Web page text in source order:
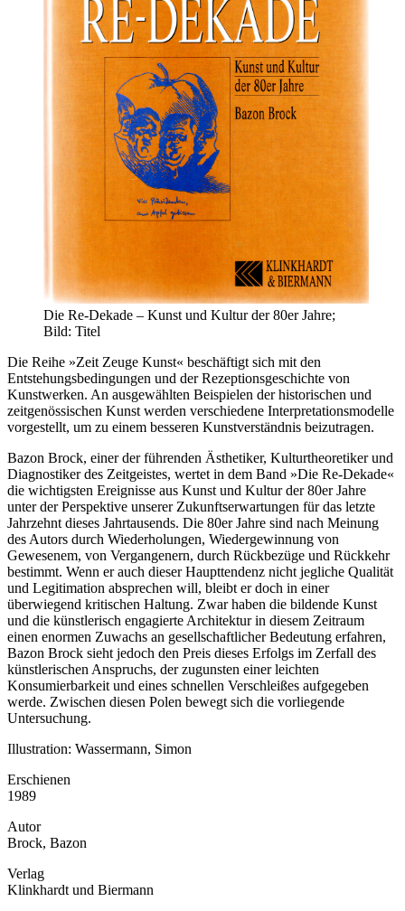
Die Re-Dekade – Kunst und Kultur der 80er Jahre;
Bild: Titel
Die Reihe »Zeit Zeuge Kunst« beschäftigt sich mit den
Entstehungsbedingungen und der Rezeptionsgeschichte von
Kunstwerken. An ausgewählten Beispielen der historischen und
zeitgenössischen Kunst werden verschiedene Interpretationsmodelle
vorgestellt, um zu einem besseren Kunstverständnis beizutragen.
Bazon Brock, einer der führenden Ästhetiker, Kulturtheoretiker und
Diagnostiker des Zeitgeistes, wertet in dem Band »Die Re-Dekade«
die wichtigsten Ereignisse aus Kunst und Kultur der 80er Jahre
unter der Perspektive unserer Zukunftserwartungen für das letzte
Jahrzehnt dieses Jahrtausends. Die 80er Jahre sind nach Meinung
des Autors durch Wiederholungen, Wiedergewinnung von
Gewesenem, von Vergangenern, durch Rückbezüge und Rückkehr
bestimmt. Wenn er auch dieser Haupttendenz nicht jegliche Qualität
und Legitimation absprechen will, bleibt er doch in einer
überwiegend kritischen Haltung. Zwar haben die bildende Kunst
und die künstlerisch engagierte Architektur in diesem Zeitraum
einen enormen Zuwachs an gesellschaftlicher Bedeutung erfahren,
Bazon Brock sieht jedoch den Preis dieses Erfolgs im Zerfall des
künstlerischen Anspruchs, der zugunsten einer leichten
Konsumierbarkeit und eines schnellen Verschleißes aufgegeben
werde. Zwischen diesen Polen bewegt sich die vorliegende
Untersuchung.
Illustration: Wassermann, Simon
Erschienen
1989
Autor
Brock, Bazon
Verlag
Klinkhardt und Biermann